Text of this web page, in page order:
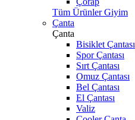
Tüm Ürünler Giyim
Çanta
Çanta
Bisiklet Çantası
Spor Çantası
Sırt Çantası
Omuz Çantası
Bel Çantası
El Çantası
Valiz